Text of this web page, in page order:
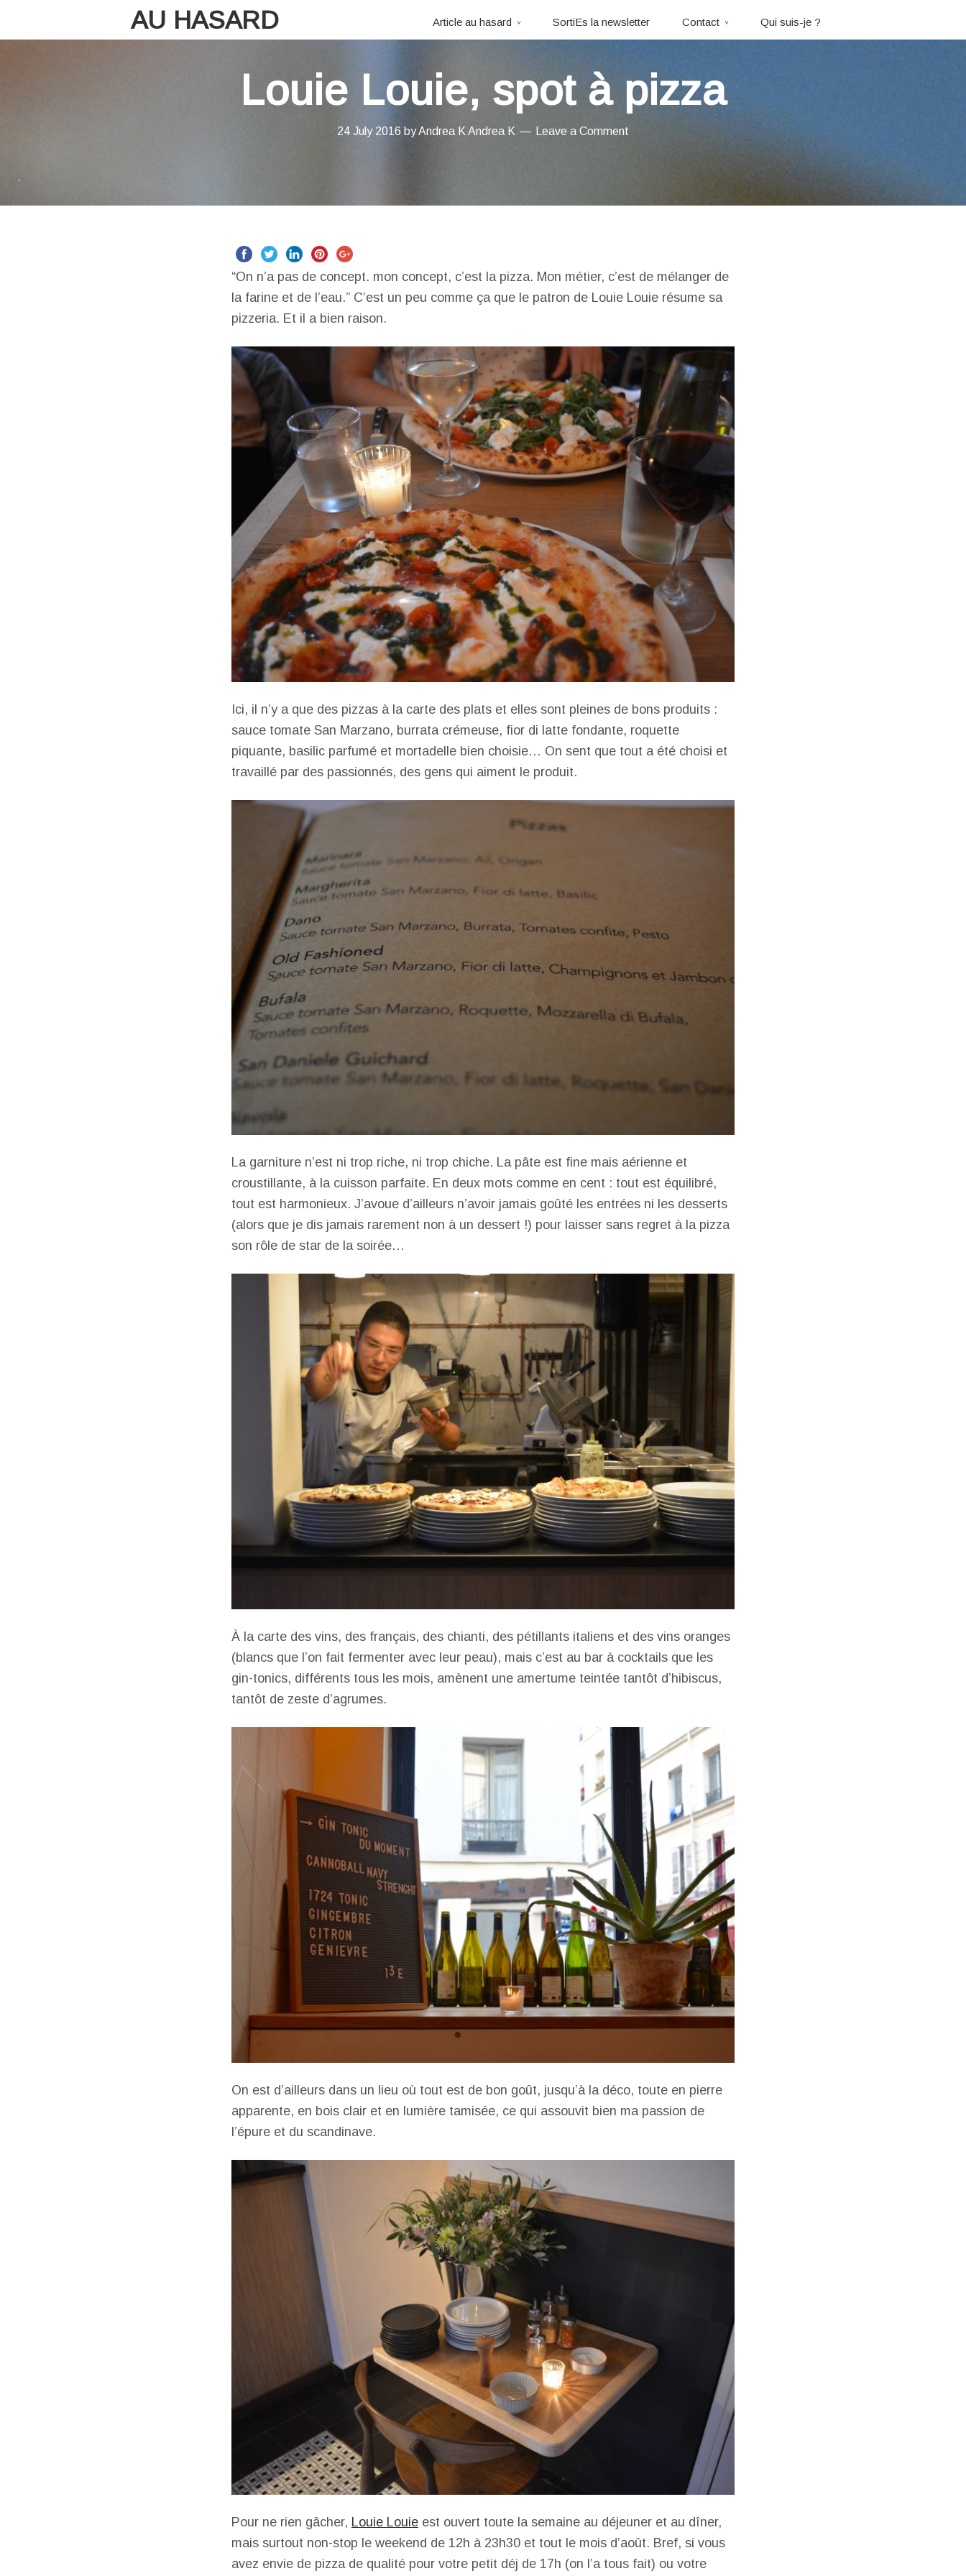
AU HASARD Article au hasard SortiEs la newsletter Contact Qui suis-je ?
Louie Louie, spot à pizza
24 July 2016 byAndrea K Andrea K Leave a Comment
“On n’a pas de concept. mon concept, c’est la pizza. Mon métier, c’est de mélanger de
la farine et de l’eau.” C’est un peu comme ça que le patron de Louie Louie résume sa
pizzeria. Et il a bien raison.
Ici, il n’y a que des pizzas à la carte des plats et elles sont pleines de bons produits :
sauce tomate San Marzano, burrata crémeuse, fior di latte fondante, roquette
piquante, basilic parfumé et mortadelle bien choisie… On sent que tout a été choisi et
travaillé par des passionnés, des gens qui aiment le produit.
La garniture n’est ni trop riche, ni trop chiche. La pâte est fine mais aérienne et
croustillante, à la cuisson parfaite. En deux mots comme en cent : tout est équilibré,
tout est harmonieux. J’avoue d’ailleurs n’avoir jamais goûté les entrées ni les desserts
(alors que je dis jamais rarement non à un dessert !) pour laisser sans regret à la pizza
son rôle de star de la soirée…
À la carte des vins, des français, des chianti, des pétillants italiens et des vins oranges
(blancs que l’on fait fermenter avec leur peau), mais c’est au bar à cocktails que les
gin-tonics, différents tous les mois, amènent une amertume teintée tantôt d’hibiscus,
tantôt de zeste d’agrumes.
On est d’ailleurs dans un lieu où tout est de bon goût, jusqu’à la déco, toute en pierre
apparente, en bois clair et en lumière tamisée, ce qui assouvit bien ma passion de
l’épure et du scandinave.
Pour ne rien gâcher, Louie Louie est ouvert toute la semaine au déjeuner et au dîner,
mais surtout non-stop le weekend de 12h à 23h30 et tout le mois d’août. Bref, si vous
avez envie de pizza de qualité pour votre petit déj de 17h (on l’a tous fait) ou votre